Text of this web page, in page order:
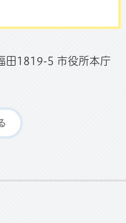
田1819-5 市役所本庁